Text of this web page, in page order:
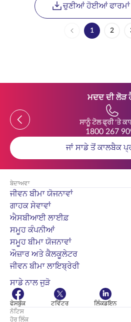
ਚੁਣੀਆਂ ਹੋਈਆਂ ਫਾਰਮਾਂ
Page
1 Page
2
ਮਦਦ ਦੀ ਲੋੜ
Previous
ਸਾਨੂੰ ਟੋਲ ਫ੍ਰੀ 'ਤੇ
1800 267
ਜਾਂ ਸਾਡੇ ਤੋਂ ਕਾਲਬੈਕ
ਬੇਦਾਅਵਾ
ਜੀਵਨ ਬੀਮਾ ਯੋਜਨਾਵਾਂ
ਗਾਹਕ ਸੇਵਾਵਾਂ
ਐਸਬੀਆਈ ਲਾਈਫ਼
ਸਮੂਹ ਕੰਪਨੀਆਂ
ਸਮੂਹ ਬੀਮਾ ਯੋਜਨਾਵਾਂ
ਔਜ਼ਾਰ ਅਤੇ ਕੈਲਕੂਲੇਟਰ
ਜੀਵਨ ਬੀਮਾ ਲਾਇਬ੍ਰੇਰੀ
ਸਾਡੇ ਨਾਲ ਜੁੜੋ
ਫੇਸਬੁੱਕ ਟਵਿੱਟਰ ਲਿੰਕਡਇਨ
ਨੋਟਿਸ
ਹੋਰ ਲਿੰਕ